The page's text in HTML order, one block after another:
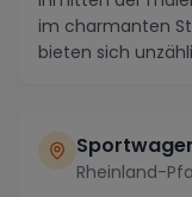
im charmanten
bieten sich
Rheinland-